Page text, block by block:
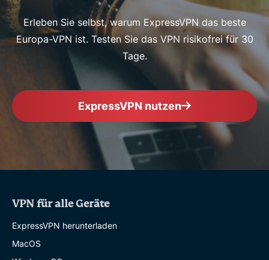
Erleben Sie selbst, warum ExpressVPN das beste
Europa-VPN ist. Testen Sie das VPN risikofrei für 30
Tage.
ExpressVPN nutzen
VPN für alle Geräte
ExpressVPN herunterladen
MacOS